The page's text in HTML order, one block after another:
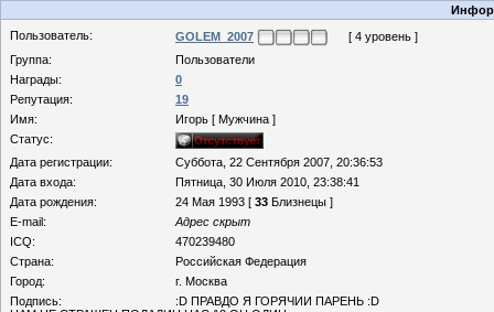
Пользователь:
GOLEM_2007
[ 4 уровень ]
Группа:
Пользователи
Награды:
0
Репутация:
19
Имя:
Игорь [ Мужчина ]
Статус:
Дата регистрации:
Суббота, 22 Сентября 2007, 20:36:53
Дата входа:
Пятница, 30 Июля 2010, 23:38:41
Дата рождения:
24 Мая 1993 [ 33 Близнецы ]
E-mail:
Адрес скрыт
ICQ:
470239480
Страна:
Российская Федерация
Город:
г. Москва
Подпись:
:D ПРАВДО Я ГОРЯЧИИ ПАРЕНЬ :D